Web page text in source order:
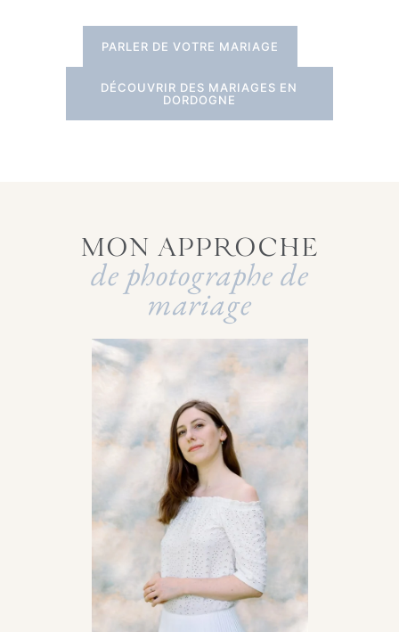
PARLER DE VOTRE MARIAGE
DÉCOUVRIR DES MARIAGES EN
DORDOGNE
MON APPROCHE
de photographe de
mariage